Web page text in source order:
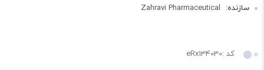
سازنده: Zahravi Pharmaceutical
کد :eRx134030